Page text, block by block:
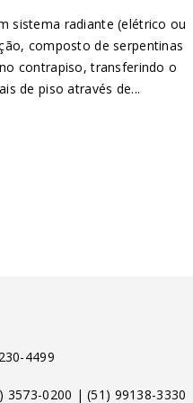
sistema radiante (elétrico ou
composto de serpentinas
contrapiso, transferindo o
de piso através de...
4499
3573-0200 |(51) 99138-3330